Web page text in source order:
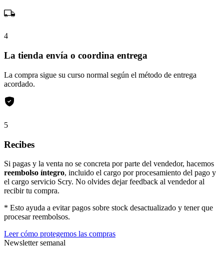
4
La tienda envía o coordina entrega
La compra sigue su curso normal según el método de entrega
acordado.
5
Recibes
Si pagas y la venta no se concreta por parte del vendedor, hacemos
reembolso íntegro, incluido el cargo por procesamiento del pago y
el cargo servicio Scry. No olvides dejar feedback al vendedor al
recibir tu compra.
* Esto ayuda a evitar pagos sobre stock desactualizado y tener que
procesar reembolsos.
Leer cómo protegemos las compras
Newsletter semanal